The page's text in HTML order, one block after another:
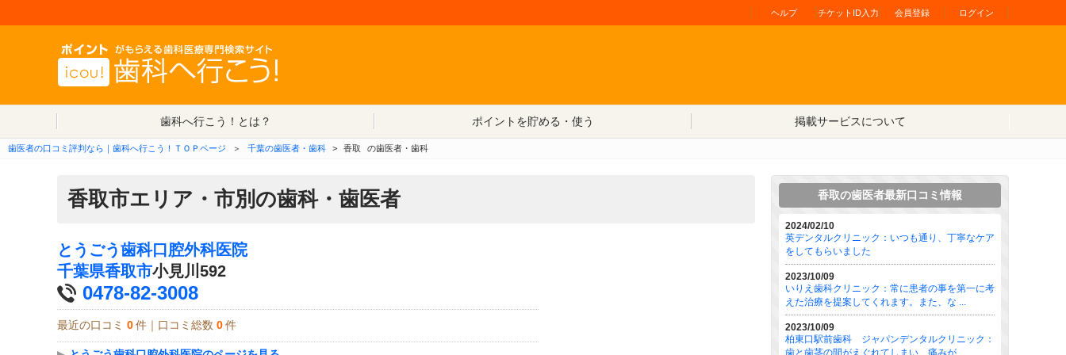
ヘルプ チケットID入力 会員登録 ログイン
歯科へ行こう！とは？
ポイントを貯める・使う 掲載サービスについて
歯医者の口コミ評判なら｜歯科へ行こう！ＴＯＰページ ＞ 千葉の歯医者・歯科 > 香取 の歯医者・歯科
香取市エリア・市別の歯科・歯医者
とうごう歯科口腔外科医院
千葉県香取市小見川592
0478-82-3008
最近の口コミ 0 件｜口コミ総数 0 件
香取の歯医者最新口コミ情報
2024/02/10
英デンタルクリニック：いつも通り、丁寧なケア
をしてもらいました
2023/10/09
いりえ歯科クリニック：常に患者の事を第一に考
えた治療を提案してくれます。また、な ...
2023/10/09
柏東口駅前歯科 ジャパンデンタルクリニック：